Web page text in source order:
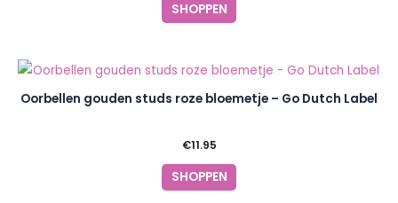
SHOPPEN
Oorbellen gouden studs roze bloemetje – Go Dutch Label
€11.95
SHOPPEN